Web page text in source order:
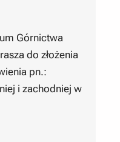
Górnictwa
do złożenia
pn.:
i zachodniej w